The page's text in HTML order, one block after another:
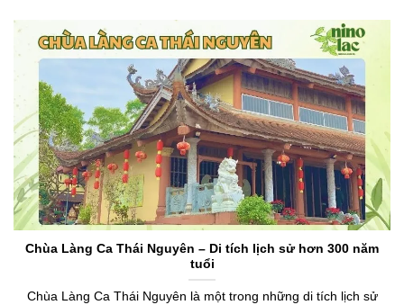
Chùa Làng Ca Thái Nguyên – Di tích lịch sử hơn 300 năm
tuổi
Chùa Làng Ca Thái Nguyên là một trong những di tích lịch sử